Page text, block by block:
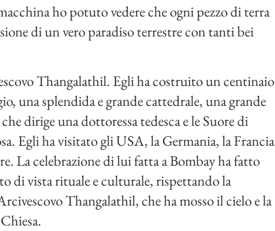
ho potuto vedere che ogni pezzo di terra
di un vero paradiso terrestre con tanti bei
Thangalathil. Egli ha costruito un centinaio
una splendida e grande cattedrale, una grande
dirige una dottoressa tedesca e le Suore di
Egli ha visitato gli USA, la Germania, la Francia
La celebrazione di lui fatta a Bombay ha fatto
di vista rituale e culturale, rispettando la
Thangalathil, che ha mosso il cielo e la